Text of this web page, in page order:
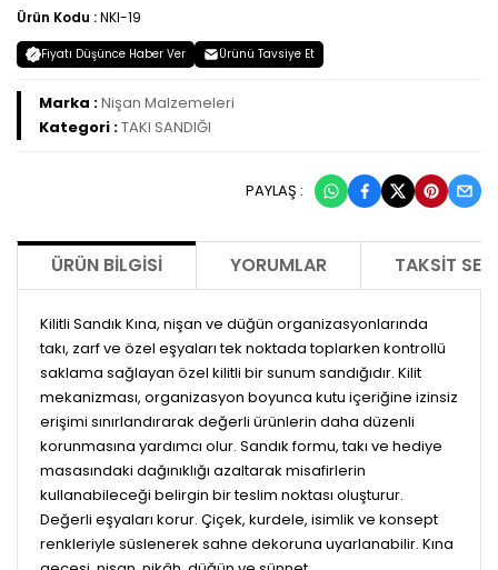
Ürün Kodu :NKI-19
Fiyatı Düşünce Haber Ver Ürünü Tavsiye Et
Marka :Nişan Malzemeleri
Kategori :TAKI SANDIĞI
PAYLAŞ :
ÜRÜN BILGISI YORUMLAR TAKSIT
Kilitli Sandık Kına, nişan ve düğün organizasyonlarında
takı, zarf ve özel eşyaları tek noktada toplarken kontrollü
saklama sağlayan özel kilitli bir sunum sandığıdır. Kilit
mekanizması, organizasyon boyunca kutu içeriğine izinsiz
erişimi sınırlandırarak değerli ürünlerin daha düzenli
korunmasına yardımcı olur. Sandık formu, takı ve hediye
masasındaki dağınıklığı azaltarak misafirlerin
kullanabileceği belirgin bir teslim noktası oluşturur.
Değerli eşyaları korur. Çiçek, kurdele, isimlik ve konsept
renkleriyle süslenerek sahne dekoruna uyarlanabilir. Kına